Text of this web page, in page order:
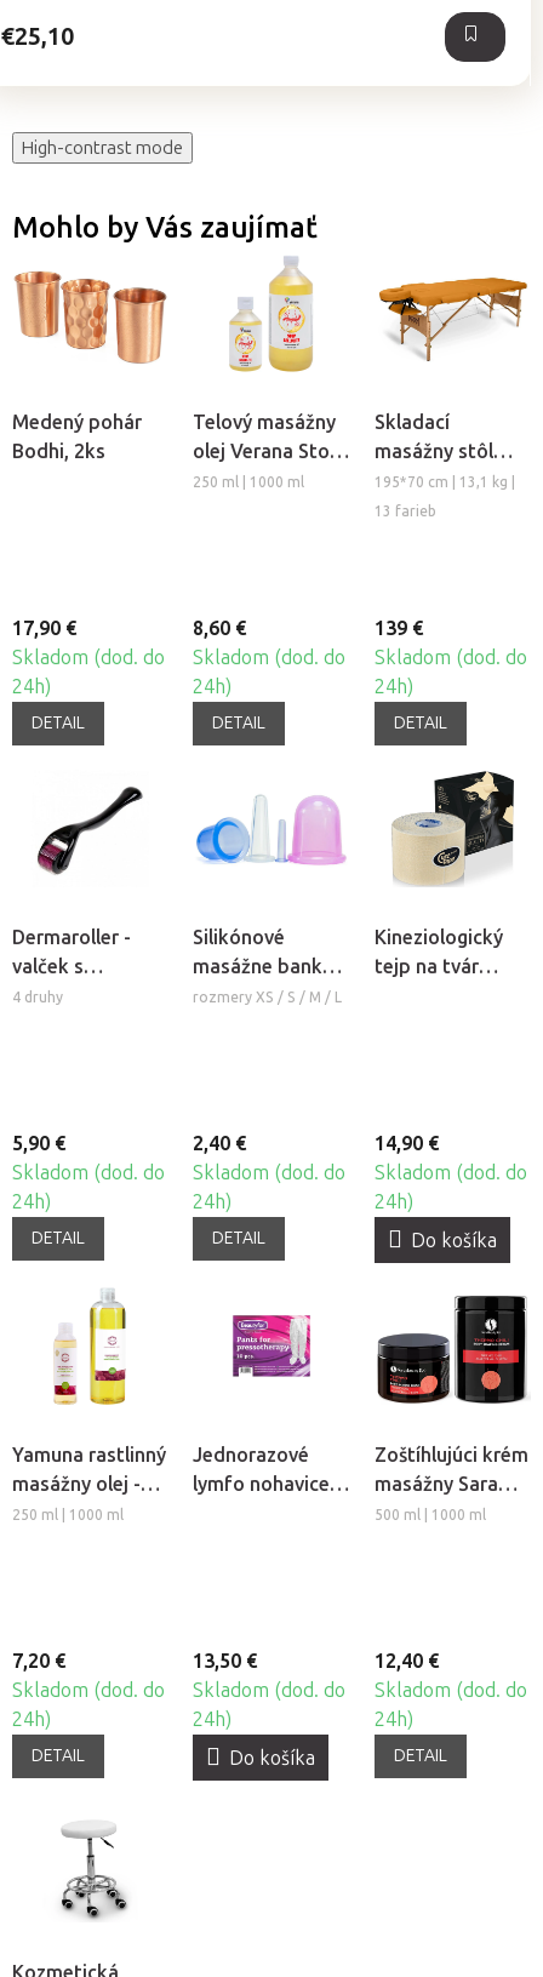
€25,10
High-contrast mode
Mohlo by Vás zaujímať
Medený pohár
Bodhi, 2ks
17,90 €
Skladom (dod. do
24h)
DETAIL
Telový masážny
olej Verana Stop
Celulitíde
250 ml | 1000 ml
8,60 €
Skladom (dod. do
24h)
DETAIL
Skladací
masážny stôl
TANDEM Basic-2
195*70 cm | 13,1 kg |
13 farieb
139 €
Skladom (dod. do
24h)
DETAIL
Dermaroller -
valček s
mikroihlami
4 druhy
5,90 €
Skladom (dod. do
24h)
DETAIL
Silikónové
masážne banky
Fabulo Bell
rozmery XS / S / M / L
2,40 €
Skladom (dod. do
24h)
DETAIL
Kineziologický
tejp na tvár
14,90 €
Skladom (dod. do
24h)
Do košíka
Yamuna rastlinný
masážny olej -
Hrozno
250 ml | 1000 ml
7,20 €
Skladom (dod. do
24h)
DETAIL
Jednorazové
lymfo nohavice z
13,50 €
Skladom (dod. do
24h)
Do košíka
Zoštíhlujúci krém
masážny Sara
Beauty Spa -
500 ml | 1000 ml
12,40 €
Skladom (dod. do
24h)
DETAIL